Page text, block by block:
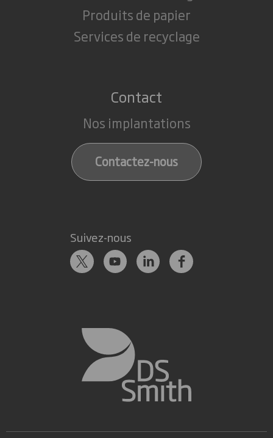
Produits de papier
Services de recyclage
Contact
Nos implantations
Contactez-nous
Suivez-nous